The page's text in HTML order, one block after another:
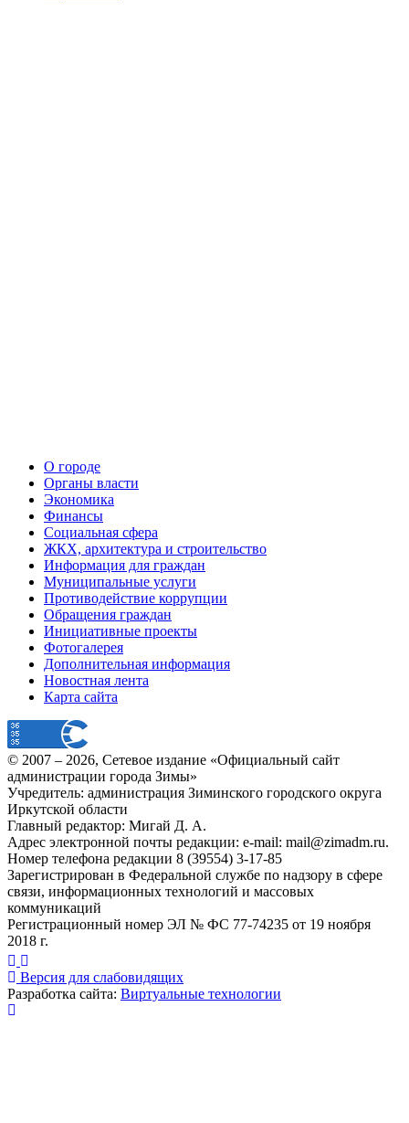
О городе
Органы власти
Экономика
Финансы
Социальная сфера
ЖКХ, архитектура и строительство
Информация для граждан
Муниципальные услуги
Противодействие коррупции
Обращения граждан
Инициативные проекты
Фотогалерея
Дополнительная информация
Новостная лента
Карта сайта
© 2007 – 2026, Сетевое издание «Официальный сайт
администрации города Зимы»
Учредитель: администрация Зиминского городского округа
Иркутской области
Главный редактор: Мигай Д. А.
Адрес электронной почты редакции: e-mail: mail@zimadm.ru.
Номер телефона редакции 8 (39554) 3-17-85
Зарегистрирован в Федеральной службе по надзору в сфере
связи, информационных технологий и массовых
коммуникаций
Регистрационный номер ЭЛ № ФС 77-74235 от 19 ноября
2018 г.
Версия для слабовидящих
Разработка сайта: Виртуальные технологии